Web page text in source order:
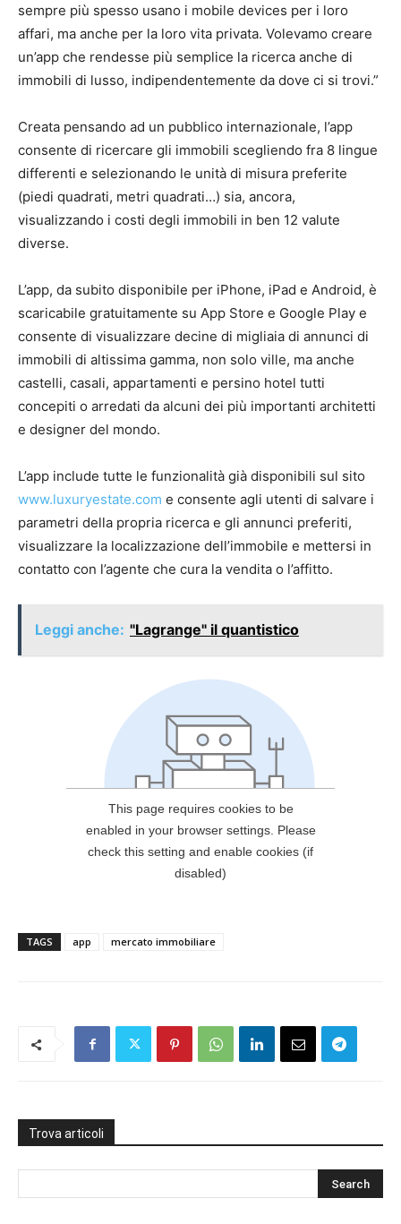
sempre più spesso usano i mobile devices per i loro
affari, ma anche per la loro vita privata. Volevamo creare
un’app che rendesse più semplice la ricerca anche di
immobili di lusso, indipendentemente da dove ci si trovi.”
Creata pensando ad un pubblico internazionale, l’app
consente di ricercare gli immobili scegliendo fra 8 lingue
differenti e selezionando le unità di misura preferite
(piedi quadrati, metri quadrati…) sia, ancora,
visualizzando i costi degli immobili in ben 12 valute
diverse.
L’app, da subito disponibile per iPhone, iPad e Android, è
scaricabile gratuitamente su App Store e Google Play e
consente di visualizzare decine di migliaia di annunci di
immobili di altissima gamma, non solo ville, ma anche
castelli, casali, appartamenti e persino hotel tutti
concepiti o arredati da alcuni dei più importanti architetti
e designer del mondo.
L’app include tutte le funzionalità già disponibili sul sito
www.luxuryestate.com e consente agli utenti di salvare i
parametri della propria ricerca e gli annunci preferiti,
visualizzare la localizzazione dell’immobile e mettersi in
contatto con l’agente che cura la vendita o l’affitto.
Leggi anche: "Lagrange" il quantistico
TAGS app mercato immobiliare
Trova articoli